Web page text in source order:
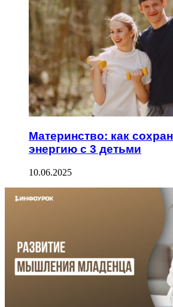
Материнство: как
энергию с 3 детьми
10.06.2025